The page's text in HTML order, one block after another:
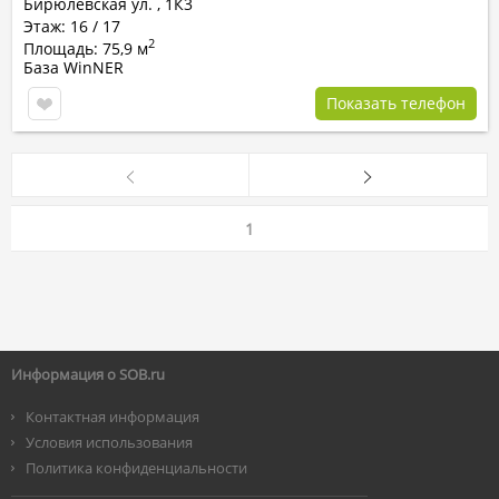
Этаж: 16 / 17
Площадь: 75,9 м2
База WinNER
Показать телефон
1
Информация о SOB.ru
Контактная информация
Условия использования
Политика конфиденциальности